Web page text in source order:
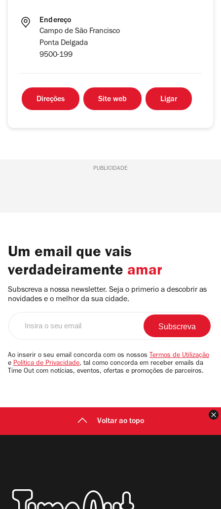
Endereço
Campo de São Francisco
Ponta Delgada
9500-199
Direções Site web Ligar
PUBLICIDADE
Um email que vais
verdadeiramente amar
Subscreva a nossa newsletter. Seja o primerio a descobrir as
novidades e o melhor da sua cidade.
email
Ao inserir o seu email concorda com os nossos Termos de Utilização
e Política de Privacidade, tal como concorda em receber emails da
Time Out com notícias, eventos, ofertas e promoções de parceiros.
Voltar ao topo